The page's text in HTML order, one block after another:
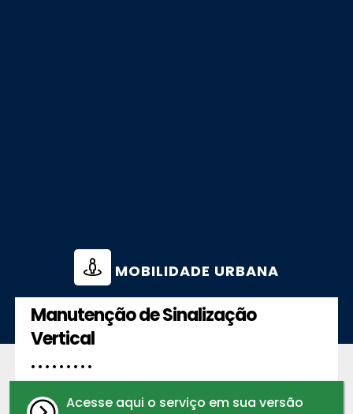
MOBILIDADE URBANA
Manutenção de Sinalização
Vertical
. . . . . . . . .
Acesse aqui o serviço em sua versão